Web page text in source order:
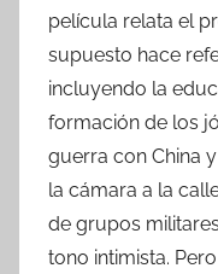
película relata el
supuesto hace
incluyendo la
formación de los
guerra con China
la cámara a la
de grupos
tono intimista.